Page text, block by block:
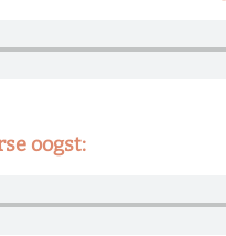
oogst: